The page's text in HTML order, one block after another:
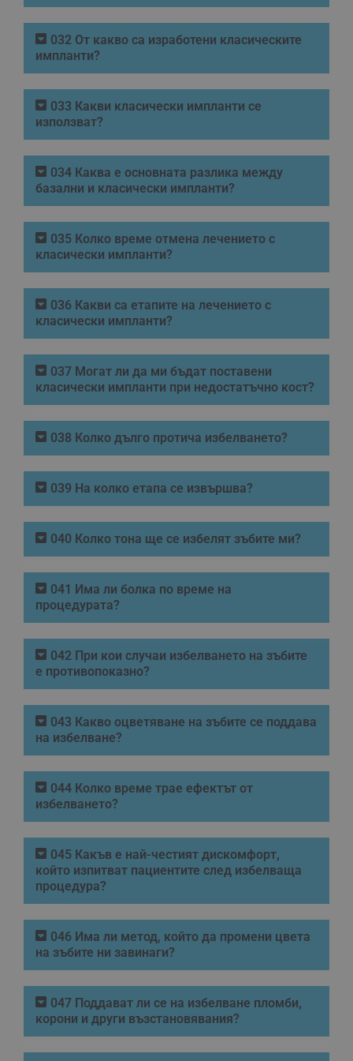
032 От какво са изработени класическите
импланти?
033 Какви класически импланти се
използват?
034 Каква е основната разлика между
базални и класически импланти?
035 Колко време отмена лечението с
класически импланти?
036 Какви са етапите на лечението с
класически импланти?
037 Могат ли да ми бъдат поставени
класически импланти при недостатъчно кост?
038 Колко дълго протича избелването?
039 На колко етапа се извършва?
040 Колко тона ще се избелят зъбите ми?
041 Има ли болка по време на
процедурата?
042 При кои случаи избелването на зъбите
е противопоказно?
043 Какво оцветяване на зъбите се поддава
на избелване?
044 Колко време трае ефектът от
избелването?
045 Какъв е най-честият дискомфорт,
който изпитват пациентите след избелваща
процедура?
046 Има ли метод, който да промени цвета
на зъбите ни завинаги?
047 Поддават ли се на избелване пломби,
корони и други възстановявания?